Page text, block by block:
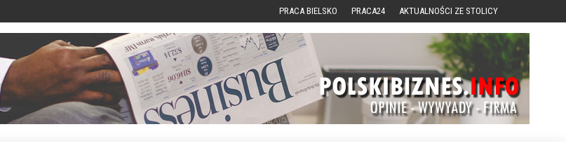
PRACA BIELSKO PRACA24 AKTUALNOŚCI ZE STOLICY